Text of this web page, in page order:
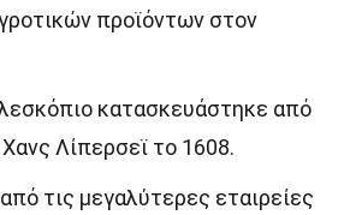
προϊόντων στον
κατασκευάστηκε από
Λίπερσεϊ το 1608.
τις μεγαλύτερες εταιρείες